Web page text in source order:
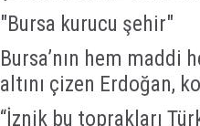
"Bursa kurucu şehir"
Bursa’nın hem
altını çizen Erdoğan,
“İznik bu toprakları